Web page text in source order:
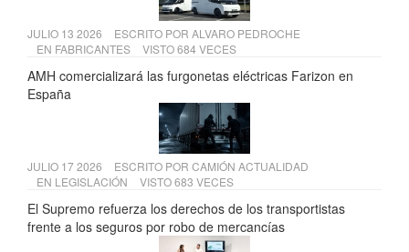
JULIO 13 2026 ESCRITO POR ALVARO PEDROCHE
EN FABRICANTES VISTO 684 VECES
AMH comercializará las furgonetas eléctricas Farizon en
España
JULIO 17 2026 ESCRITO POR CAMIÓN ACTUALIDAD
EN LEGISLACIÓN VISTO 683 VECES
El Supremo refuerza los derechos de los transportistas
frente a los seguros por robo de mercancías